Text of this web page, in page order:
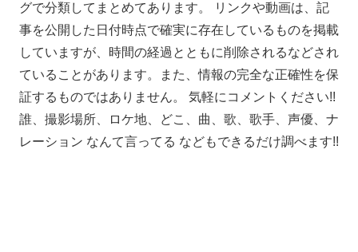
グで分類してまとめてあります。 リンクや動画は、記
事を公開した日付時点で確実に存在しているものを掲載
していますが、時間の経過とともに削除されるなどされ
ていることがあります。また、情報の完全な正確性を保
証するものではありません。 気軽にコメントください!!
誰、撮影場所、ロケ地、どこ、曲、歌、歌手、声優、ナ
レーション なんて言ってる などもできるだけ調べます!!